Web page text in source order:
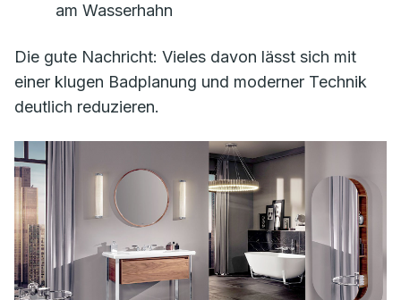
am Wasserhahn
Die gute Nachricht: Vieles davon lässt sich mit
einer klugen Badplanung und moderner Technik
deutlich reduzieren.